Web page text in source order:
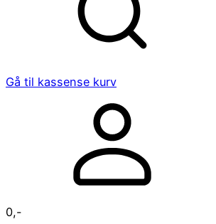
Gå til kassense kurv
0,-